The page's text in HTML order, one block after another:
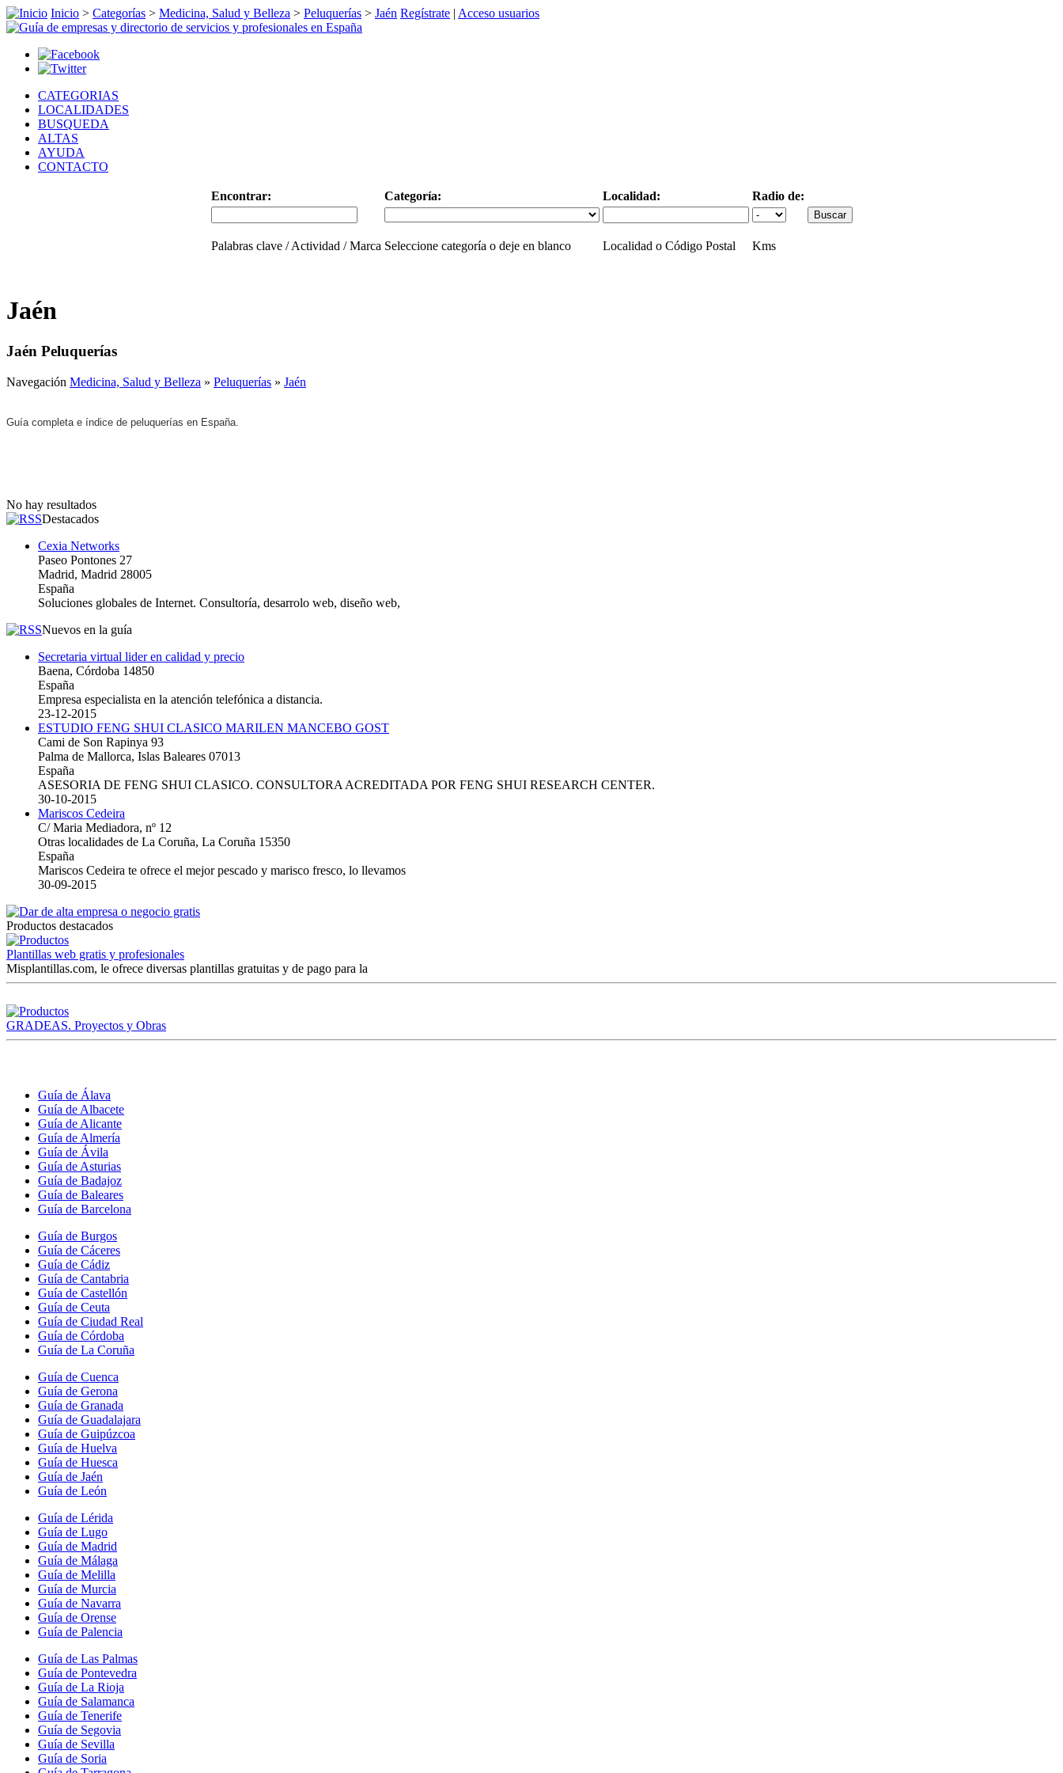
Inicio > Categorías > Medicina, Salud y Belleza > Peluquerías > Jaén Regístrate | Acceso usuarios
CATEGORIAS
LOCALIDADES
BUSQUEDA
ALTAS
AYUDA
CONTACTO
Encontrar: Categoría: Localidad: Radio de:
Palabras clave / Actividad / Marca Seleccione categoría o deje en blanco Localidad o Código Postal Kms
Jaén
Jaén Peluquerías
Navegación Medicina, Salud y Belleza » Peluquerías » Jaén
Guía completa e índice de peluquerías en España.
No hay resultados
Destacados
Cexia Networks
Paseo Pontones 27
Madrid, Madrid 28005
España
Soluciones globales de Internet. Consultoría, desarrolo web, diseño web,
Nuevos en la guía
Secretaria virtual lider en calidad y precio
Baena, Córdoba 14850
España
Empresa especialista en la atención telefónica a distancia.
23-12-2015
ESTUDIO FENG SHUI CLASICO MARILEN MANCEBO GOST
Cami de Son Rapinya 93
Palma de Mallorca, Islas Baleares 07013
España
ASESORIA DE FENG SHUI CLASICO. CONSULTORA ACREDITADA POR FENG SHUI RESEARCH CENTER.
30-10-2015
Mariscos Cedeira
C/ Maria Mediadora, nº 12
Otras localidades de La Coruña, La Coruña 15350
España
Mariscos Cedeira te ofrece el mejor pescado y marisco fresco, lo llevamos
30-09-2015
Productos destacados
Plantillas web gratis y profesionales
Misplantillas.com, le ofrece diversas plantillas gratuitas y de pago para la
GRADEAS. Proyectos y Obras
Guía de Álava
Guía de Albacete
Guía de Alicante
Guía de Almería
Guía de Ávila
Guía de Asturias
Guía de Badajoz
Guía de Baleares
Guía de Barcelona
Guía de Burgos
Guía de Cáceres
Guía de Cádiz
Guía de Cantabria
Guía de Castellón
Guía de Ceuta
Guía de Ciudad Real
Guía de Córdoba
Guía de La Coruña
Guía de Cuenca
Guía de Gerona
Guía de Granada
Guía de Guadalajara
Guía de Guipúzcoa
Guía de Huelva
Guía de Huesca
Guía de Jaén
Guía de León
Guía de Lérida
Guía de Lugo
Guía de Madrid
Guía de Málaga
Guía de Melilla
Guía de Murcia
Guía de Navarra
Guía de Orense
Guía de Palencia
Guía de Las Palmas
Guía de Pontevedra
Guía de La Rioja
Guía de Salamanca
Guía de Tenerife
Guía de Segovia
Guía de Sevilla
Guía de Soria